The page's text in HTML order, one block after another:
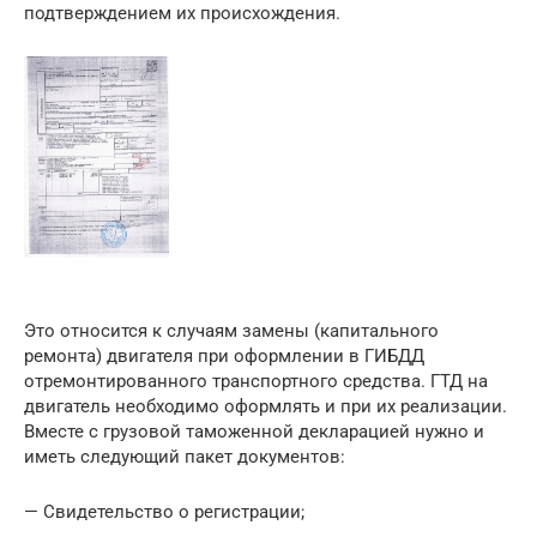
подтверждением их происхождения.
Это относится к случаям замены (капитального
ремонта) двигателя при оформлении в ГИБДД
отремонтированного транспортного средства. ГТД на
двигатель необходимо оформлять и при их реализации.
Вместе с грузовой таможенной декларацией нужно и
иметь следующий пакет документов:
— Свидетельство о регистрации;